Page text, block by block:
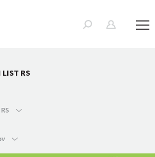
LIST RS